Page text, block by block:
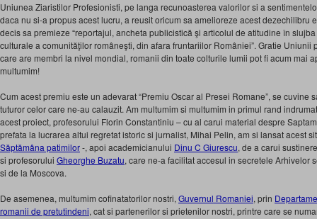
Uniunea Ziaristilor Profesionisti, pe langa recunoasterea valorilor si a
daca nu si-a propus acest lucru, a reusit oricum sa amelioreze acest dezechilibru
decis sa premieze “reportajul, ancheta publicistică şi articolul de atitudine în
culturale a comunităţilor româneşti, din afara fruntariilor României”. Gratie Uniunii
care are membri la nivel mondial, romanii din toate colturile lumii pot fi acum mai
multumim!
Cum acest premiu este un adevarat “Premiu Oscar al Presei Romane”, se cuvine
tuturor celor care ne-au calauzit. Am multumim si multumim in primul rand
acest proiect, profesorului Florin Constantiniu – cu al carui material despre
prefata la lucrarea altui regretat istoric si jurnalist, Mihai Pelin, am si lansat acest
Săptămâna patimilor-, apoi academicianului Dinu C Giurescu, de a carui
si profesorului Gheorghe Buzatu, care ne-a facilitat accesul in secretele Arhivelor
si de la Moscova.
De asemenea, multumim cofinatatorilor nostri, Guvernul Romaniei, prin
romanii de pretutindeni, cat si partenerilor si prietenilor nostri, printre care se